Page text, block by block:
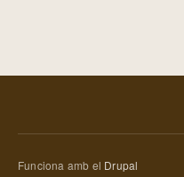
Funciona amb el Drupal